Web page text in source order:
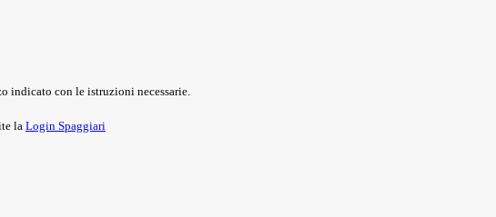
indicato con le istruzioni necessarie.
la Login Spaggiari